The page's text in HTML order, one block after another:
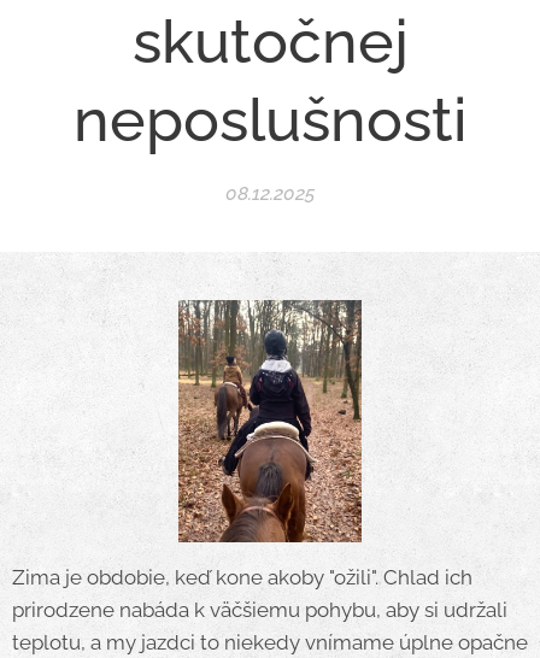
skutočnej
neposlušnosti
08.12.2025
Zima je obdobie, keď kone akoby "ožili". Chlad ich
prirodzene nabáda k väčšiemu pohybu, aby si udržali
teplotu, a my jazdci to niekedy vnímame úplne opačne